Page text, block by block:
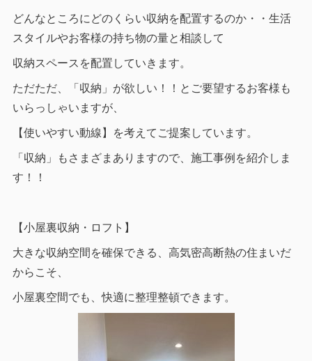
どんなところにどのくらい収納を配置するのか・・生活
スタイルやお客様の持ち物の量と相談して
収納スペースを配置していきます。
ただただ、「収納」が欲しい！！とご要望するお客様も
いらっしゃいますが、
【使いやすい動線】を考えてご提案しています。
「収納」もさまざまありますので、施工事例を紹介しま
す！！
【小屋裏収納・ロフト】
大きな収納空間を確保できる、高気密高断熱の住まいだ
からこそ、
小屋裏空間でも、快適に整理整頓できます。